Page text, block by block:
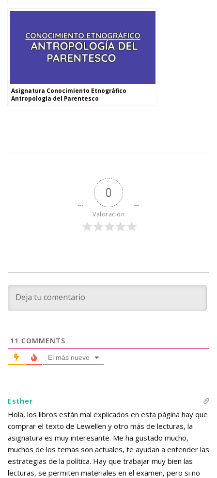
Asignatura Conocimiento Etnográfico
Antropología del Parentesco
0
Valoración
11 COMMENTS
El más nuevo
Esther
Hola, los libros están mal explicados en esta página hay que
comprar el texto de Lewellen y otro más de lecturas, la
asignatura es muy interesante. Me ha gustado mucho,
muchos de los temas son actuales, te ayudan a entender las
estrategias de la política. Hay que trabajar muy bien las
lecturas, se permiten materiales en el examen, pero si no